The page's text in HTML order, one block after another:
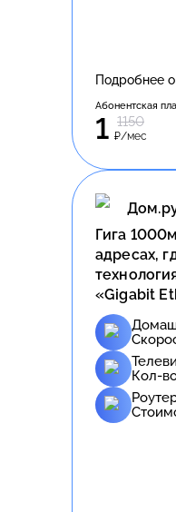
Подробнее
Абонентская
1 1150
₽/мес
Гига
адресах,
«Gigabit
Кол-